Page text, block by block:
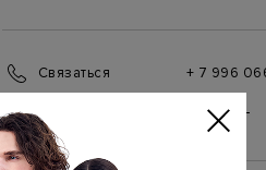
Связаться
+ 7 996
(ежедневно с 10:00 до 21:00)